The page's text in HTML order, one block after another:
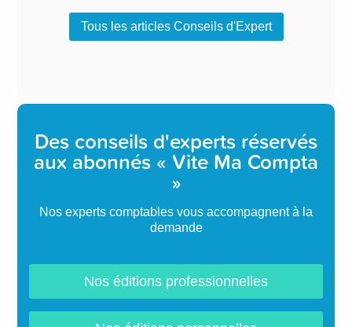
Tous les articles Conseils d'Expert
Des conseils d'experts réservés
aux abonnés « Vite Ma Compta
»
Nos experts comptables vous accompagnent à la
demande
Nos éditions professionnelles